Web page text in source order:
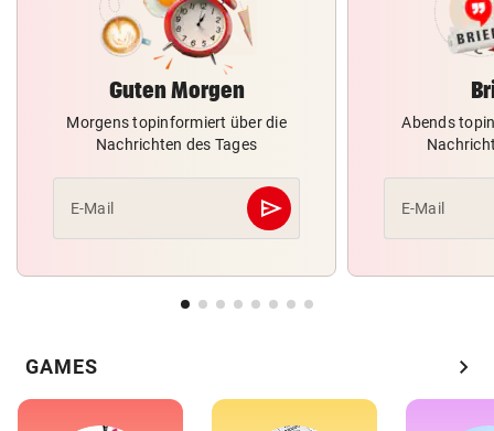
Guten Morgen
Morgens topinformiert über die
Nachrichten des Tages
E-Mail send
Abschicken
Abends
E-Mail
GAMES chevron_right